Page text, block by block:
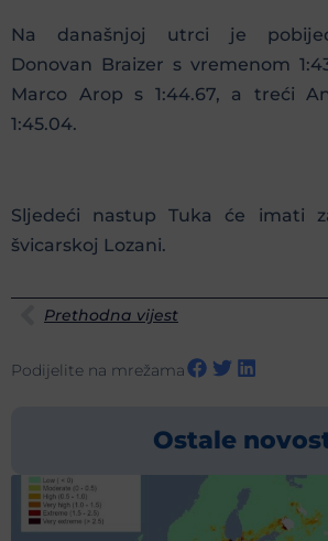
Na današnjoj utrci je
Donovan Braizer s vremenom
Marco Arop s 1:44.67, a treći
1:45.04.
Sljedeći nastup Tuka će imati
švicarskoj Lozani.
Prethodna vijest
Podijelite na mrežama
Ostale